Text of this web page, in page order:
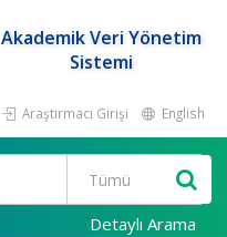
Akademik Veri Yönetim
Sistemi
Araştırmacı Girişi English
Detaylı Arama